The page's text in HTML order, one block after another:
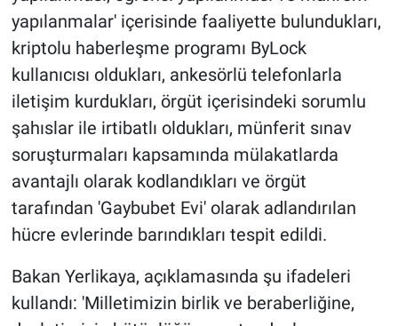
yapılanmalar' içerisinde faaliyette bulundukları,
kriptolu haberleşme programı ByLock
kullanıcısı oldukları, ankesörlü telefonlarla
iletişim kurdukları, örgüt içerisindeki sorumlu
şahıslar ile irtibatlı oldukları, münferit sınav
soruşturmaları kapsamında mülakatlarda
avantajlı olarak kodlandıkları ve örgüt
tarafından 'Gaybubet Evi' olarak adlandırılan
hücre evlerinde barındıkları tespit edildi.
Bakan Yerlikaya, açıklamasında şu ifadeleri
kullandı: 'Milletimizin birlik ve beraberliğine,